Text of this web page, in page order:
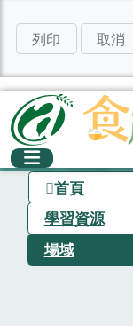
列印 取消
首頁
學習資源
場域